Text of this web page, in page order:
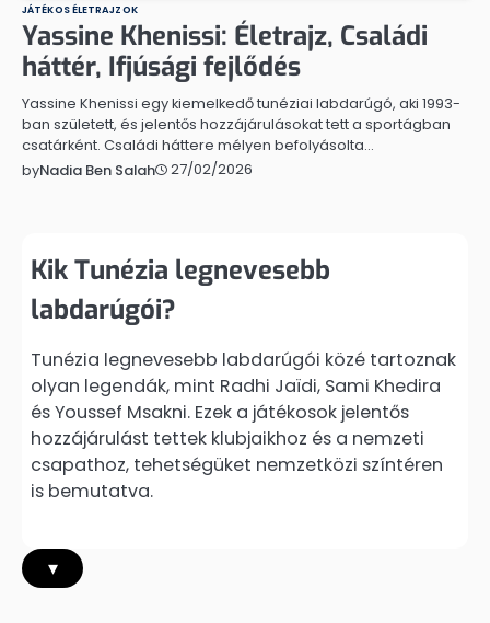
JÁTÉKOS ÉLETRAJZOK
Yassine Khenissi: Életrajz, Családi
háttér, Ifjúsági fejlődés
Yassine Khenissi egy kiemelkedő tunéziai labdarúgó, aki 1993-
ban született, és jelentős hozzájárulásokat tett a sportágban
csatárként. Családi háttere mélyen befolyásolta…
byNadia Ben Salah 27/02/2026
Kik Tunézia legnevesebb
labdarúgói?
Tunézia legnevesebb labdarúgói közé tartoznak
olyan legendák, mint Radhi Jaïdi, Sami Khedira
és Youssef Msakni. Ezek a játékosok jelentős
hozzájárulást tettek klubjaikhoz és a nemzeti
csapathoz, tehetségüket nemzetközi színtéren
is bemutatva.
▾